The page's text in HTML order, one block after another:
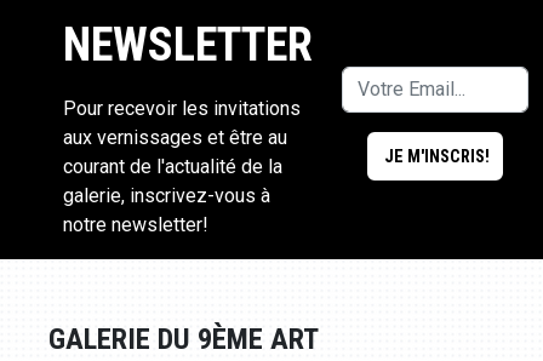
NEWSLETTER
Pour recevoir les invitations
aux vernissages et être au
courant de l'actualité de la
galerie, inscrivez-vous à
notre newsletter!
GALERIE DU 9ÈME ART